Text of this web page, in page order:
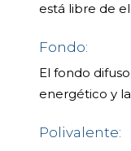
está libre de
Fondo:
El fondo
energético y
Polivalente: